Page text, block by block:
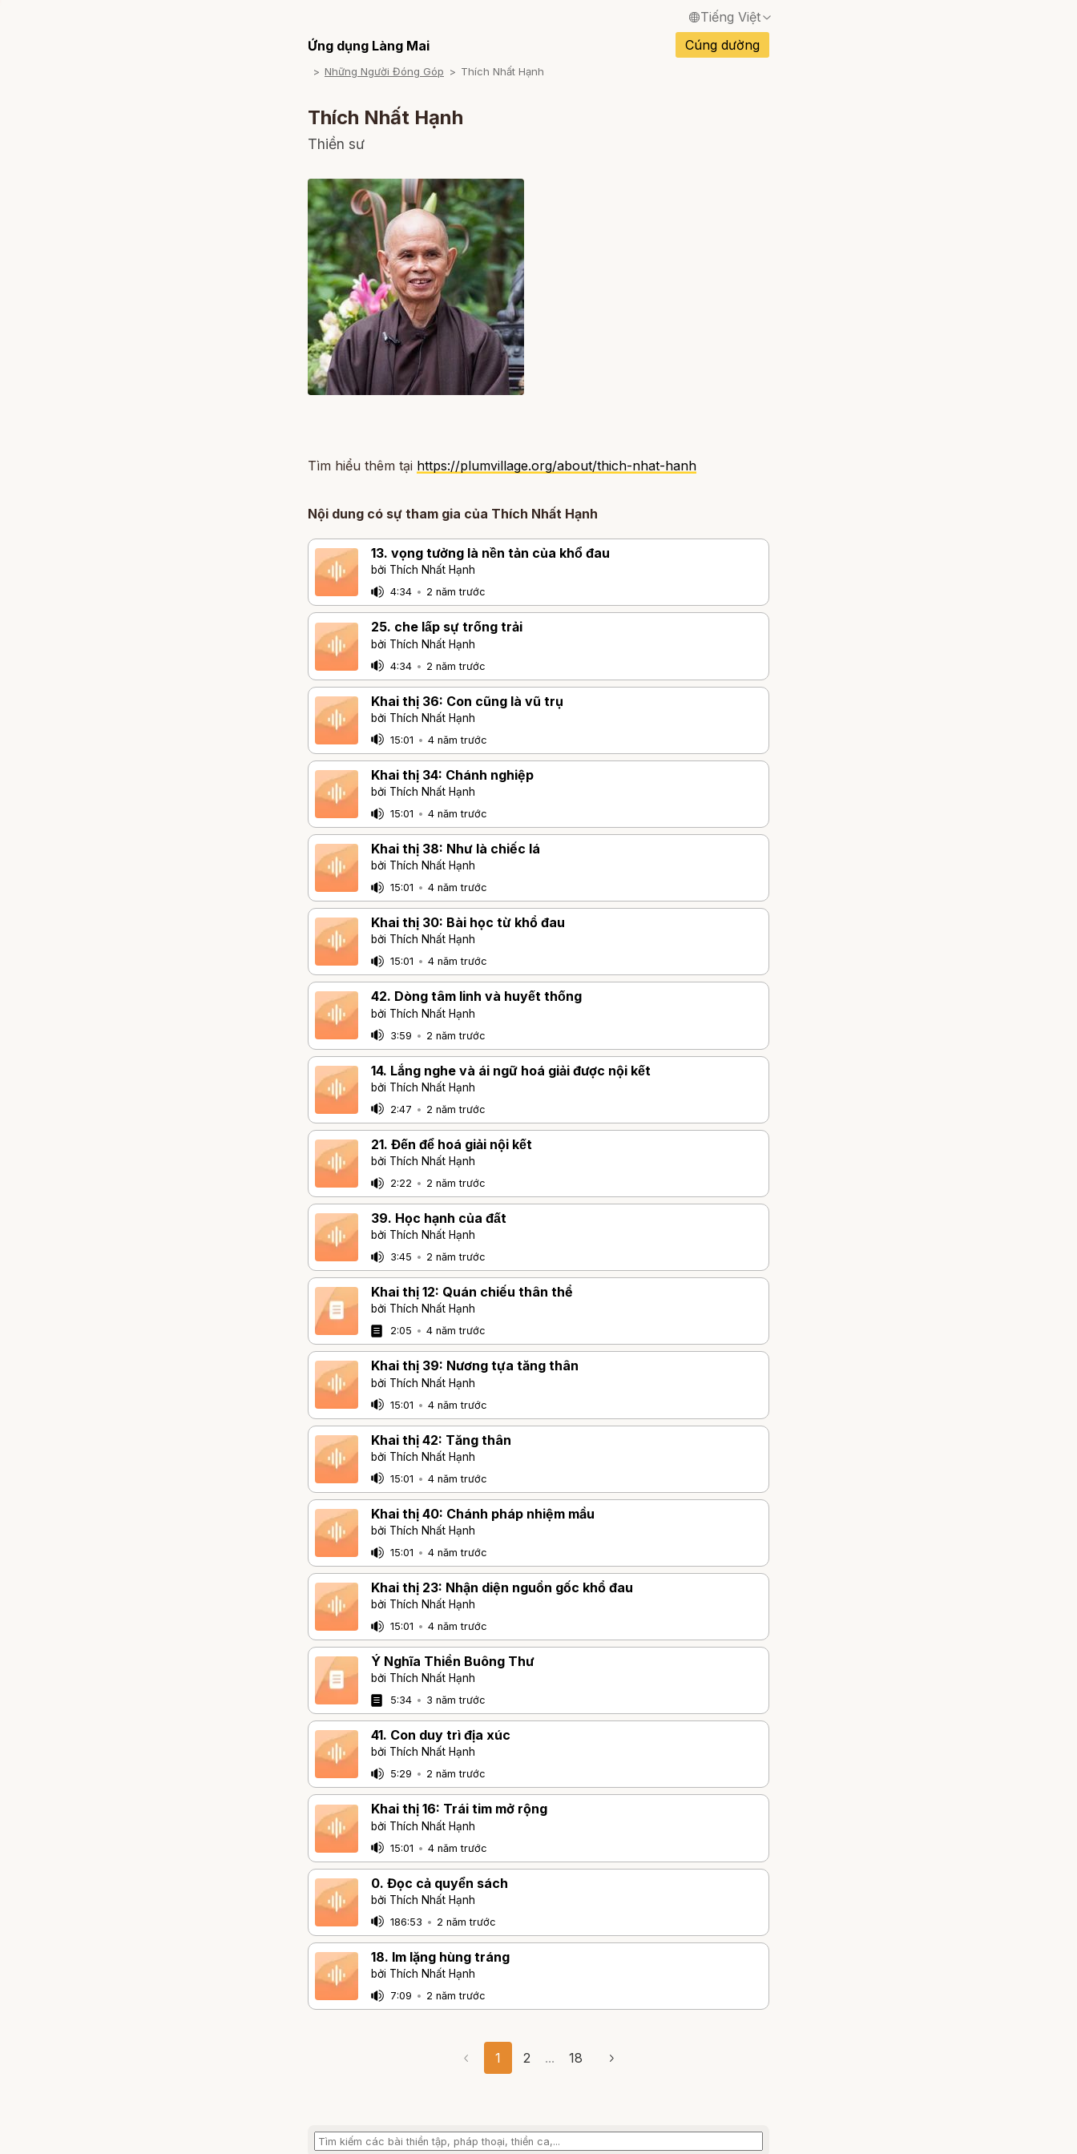
Tiếng Việt
English / Tiếng Anh
Ứng dụng Làng Mai Cúng dường
Những Người Đóng Góp Thích Nhất Hạnh
Thích Nhất Hạnh
Thiền sư
Tìm hiểu thêm tại https://plumvillage.org/about/thich-nhat-hanh
Nội dung có sự tham gia của Thích Nhất Hạnh
13. vọng tưởng là nền tản của khổ đau
bởi Thích Nhất Hạnh
4:34 • 2 năm trước
25. che lấp sự trống trải
bởi Thích Nhất Hạnh
4:34 • 2 năm trước
Khai thị 36: Con cũng là vũ trụ
bởi Thích Nhất Hạnh
15:01 • 4 năm trước
Khai thị 34: Chánh nghiệp
bởi Thích Nhất Hạnh
15:01 • 4 năm trước
Khai thị 38: Như là chiếc lá
bởi Thích Nhất Hạnh
15:01 • 4 năm trước
Khai thị 30: Bài học từ khổ đau
bởi Thích Nhất Hạnh
15:01 • 4 năm trước
42. Dòng tâm linh và huyết thống
bởi Thích Nhất Hạnh
3:59 • 2 năm trước
14. Lắng nghe và ái ngữ hoá giải được nội kết
bởi Thích Nhất Hạnh
2:47 • 2 năm trước
21. Đến để hoá giải nội kết
bởi Thích Nhất Hạnh
2:22 • 2 năm trước
39. Học hạnh của đất
bởi Thích Nhất Hạnh
3:45 • 2 năm trước
Khai thị 12: Quán chiếu thân thể
bởi Thích Nhất Hạnh
2:05 • 4 năm trước
Khai thị 39: Nương tựa tăng thân
bởi Thích Nhất Hạnh
15:01 • 4 năm trước
Khai thị 42: Tăng thân
bởi Thích Nhất Hạnh
15:01 • 4 năm trước
Khai thị 40: Chánh pháp nhiệm mầu
bởi Thích Nhất Hạnh
15:01 • 4 năm trước
Khai thị 23: Nhận diện nguồn gốc khổ đau
bởi Thích Nhất Hạnh
15:01 • 4 năm trước
Ý Nghĩa Thiền Buông Thư
bởi Thích Nhất Hạnh
5:34 • 3 năm trước
41. Con duy trì địa xúc
bởi Thích Nhất Hạnh
5:29 • 2 năm trước
Khai thị 16: Trái tim mở rộng
bởi Thích Nhất Hạnh
15:01 • 4 năm trước
0. Đọc cả quyển sách
bởi Thích Nhất Hạnh
186:53 • 2 năm trước
18. Im lặng hùng tráng
bởi Thích Nhất Hạnh
7:09 • 2 năm trước
1 2 ... 18